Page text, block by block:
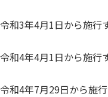
和3年4月1日から施行
和4年4月1日から施行
和4年7月29日から施行